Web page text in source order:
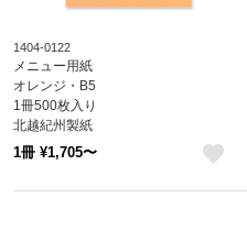
1404-0122
メニュー用紙
オレンジ・B5
1冊500枚入り
北越紀州製紙
Newファインカラー
1冊 ¥1,705〜